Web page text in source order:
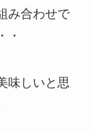
み合わせで
・
味しいと思